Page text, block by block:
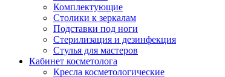
Комплектующие
Столики к зеркалам
Подставки под ноги
Стерилизация и дезинфекция
Стулья для мастеров
Кабинет косметолога
Кресла косметологические